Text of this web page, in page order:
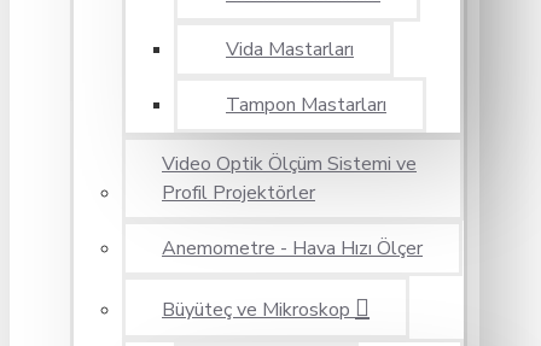
Vida Mastarları
Tampon Mastarları
Video Optik Ölçüm Sistemi ve
Profil Projektörler
Anemometre - Hava Hızı Ölçer
Büyüteç ve Mikroskop